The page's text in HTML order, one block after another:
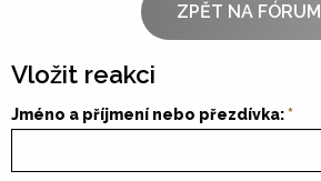
ZPĚT NA FÓRUM
Vložit reakci
Jméno a příjmení nebo přezdívka: